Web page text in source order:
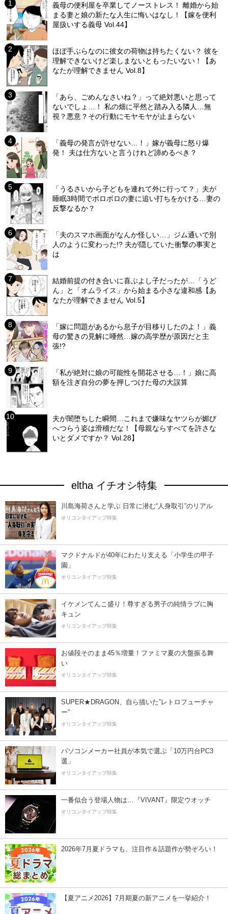
義母の便利屋を卒業してノーストレス！ 離婚から始
まる妻と娘の新たな人生に悔いはなし！【嫁を便利
屋扱いする義母 Vol.44】
ほぼ手ぶらなのに彼女の荷物は持ちたくない？ 彼を
理解できないけど楽しまないともったいない！【あ
なたが理解できません Vol.8】
「あら、ごめんなさいね？」って絶対悪いと思って
ないでしょ…！ 私の畑に平然と踏み入る隣人…無
視？悪意？その行動にモヤモヤが止まらない
「義母の発言が許せない…！」嫁が義母に怒り爆
発！ 夫は仕方ないと言うけれど諦めるべき？
「うるさいから子どもを連れて外に行って？」夫が
睡眠3時間でボロボロの妻に追い打ちをかける…妻の
反撃なるか？
「夫のスマホ画面がなんか怪しい…」ジム通いで別
人のように変わった!? 夫が隠していた衝撃の事実と
は
結婚前提の付き合いに喜ぶよし子だったが…「うど
ん」と「オムライス」から始まる小さな違和感【あ
なたが理解できません Vol.5】
「嫁に問題があるから息子が目移りしたのよ！」義
母の驚きの見解に唖然…嫁の高学歴が原因だと主
張!?
「私が絶対に娘の可能性を開花させる…！」娘に高
額を注ぎ自分の夢を押しつけた母の大誤算
夫が闇堕ちした瞬間…これまで嫌味なヤツらが媚び
へつらう姿は滑稽だな！【母親ならすべてを許さな
いとダメですか？ Vol.28】
eltha イチオシ特集
川島海荷さんと学ぶ 日常に潜む“人身取引”のリアル
オリコンタイアップ特集
マクドナルドが40年にわたり支える「小学生の甲子
園」
オリコンタイアップ特集
イケメンてんこ盛り！尊すぎる男子の純情ラブに胸
キュン
オリコンタイアップ特集
お値段そのまま45％増量！ファミマ夏の大盤振る舞
い
オリコンタイアップ特集
SUPER★DRAGON、自ら描いた”レトロフューチャ
ー”
オリコンタイアップ特集
パソコンメーカー社員が本気で選ぶ「10万円台PC3
選」
オリコンタイアップ特集
一番似合う登場人物は…『VIVANT』限定ウオッチ
オリコンタイアップ特集
2026年7月夏ドラマも、注目作＆話題作が勢ぞろい！
【夏アニメ2026】7月期夏の新アニメを一挙紹介！